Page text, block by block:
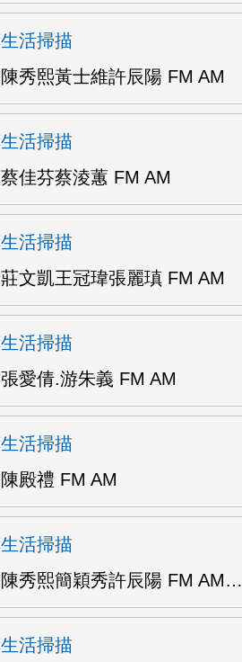
生活掃描
陳秀熙黃士維許辰陽 FM AM
生活掃描
蔡佳芬蔡淩蕙 FM AM
生活掃描
莊文凱王冠瑋張麗瑱 FM AM
生活掃描
張愛倩.游朱義 FM AM
生活掃描
陳殿禮 FM AM
生活掃描
陳秀熙簡穎秀許辰陽 FM AM…
生活掃描